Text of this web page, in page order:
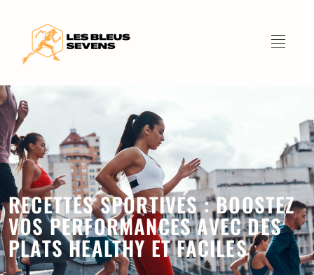
RECETTES SPORTIVES : BOOSTEZ
VOS PERFORMANCES AVEC DES
PLATS HEALTHY ET FACILES